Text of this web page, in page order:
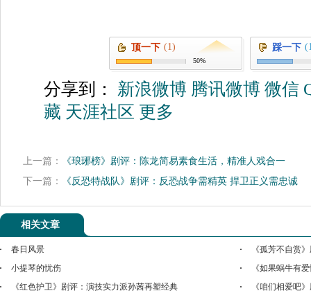
顶一下 (1)
50%
踩一下
分享到： 新浪微博 腾讯微博 微信
藏 天涯社区 更多
上一篇：
《琅琊榜》剧评：陈龙简易素食生活，精准人戏合一
下一篇：
《反恐特战队》剧评：反恐战争需精英 捍卫正义需忠诚
相关文章
春日风景
《孤芳不自赏
小提琴的忧伤
《如果蜗牛有
《红色护卫》剧评：演技实力派孙茜再塑经典
《咱们相爱吧